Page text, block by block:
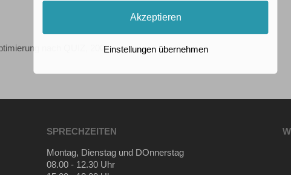
nach QUIZ, 2009
SPRECHZEITEN
Montag, Dienstag und DOnnerstag
08.00 - 12.30 Uhr
Akzeptieren
Einstellungen übernehmen